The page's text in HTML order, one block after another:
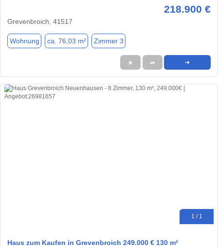
218.900 €
Grevenbroich, 41517
Wohnung ca. 76,03 m² Zimmer 3
★ ➦ ➜
1 / 1
Haus zum Kaufen in Grevenbroich 249.000 € 130 m²